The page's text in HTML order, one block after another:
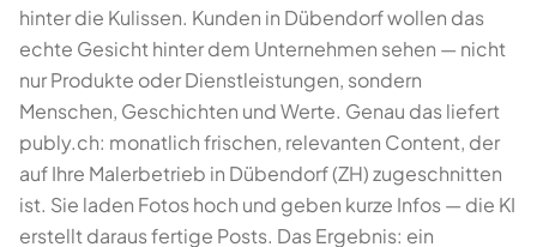
hinter die Kulissen. Kunden in Dübendorf wollen das
echte Gesicht hinter dem Unternehmen sehen — nicht
nur Produkte oder Dienstleistungen, sondern
Menschen, Geschichten und Werte. Genau das liefert
publy.ch: monatlich frischen, relevanten Content, der
auf Ihre Malerbetrieb in Dübendorf (ZH) zugeschnitten
ist. Sie laden Fotos hoch und geben kurze Infos — die KI
erstellt daraus fertige Posts. Das Ergebnis: ein